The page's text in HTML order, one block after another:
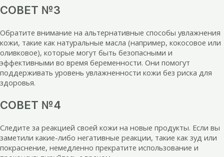
СОВЕТ №3
Обратите внимание на альтернативные способы увлажнения
кожи, такие как натуральные масла (например, кокосовое или
оливковое), которые могут быть безопасными и
эффективными во время беременности. Они помогут
поддерживать уровень увлажненности кожи без риска для
здоровья.
СОВЕТ №4
Следите за реакцией своей кожи на новые продукты. Если вы
заметили какие-либо негативные реакции, такие как зуд или
покраснение, немедленно прекратите использование и